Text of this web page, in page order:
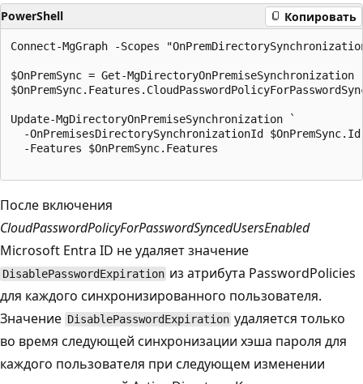
PowerShell Копировать
Connect-MgGraph -Scopes
$OnPremSync = Get-MgDirectoryOnPremiseSynchronization
Update-MgDirectoryOnPremiseSynchronization `
-OnPremisesDirectorySynchronizationId $OnPremSync.Id
  -Features $OnPremSync.Features
После включения
CloudPasswordPolicyForPasswordSyncedUsersEnabled
Microsoft Entra ID не удаляет значение
DisablePasswordExpiration из атрибута PasswordPolicies
для каждого синхронизированного пользователя.
Значение DisablePasswordExpiration удаляется только
во время следующей синхронизации хэша пароля для
каждого пользователя при следующем изменении